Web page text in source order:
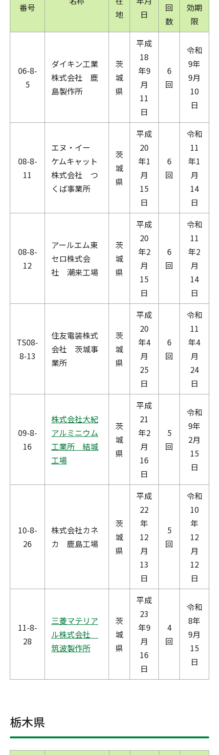
番号
地
日
回
数
効期
限
06-8-
5
ダイキン工業
株式会社 鹿
島製作所
茨
城
県
平成
18
年9
月
11
日
6
回
令和
9年
9月
10
日
08-8-
11
エヌ・イー
ケムキャット
株式会社 つ
くば事業所
茨
城
県
平成
20
年1
月
15
日
6
回
令和
11
年1
月
14
日
08-8-
12
アールエム東
セロ株式会
社 潮来工場
茨
城
県
平成
20
年2
月
15
日
6
回
令和
11
年2
月
14
日
TS08-
8-13
住友電装株式
会社 茨城事
業所
茨
城
県
平成
20
年4
月
25
日
6
回
令和
11
年4
月
24
日
09-8-
16
株式会社大紀
アルミニウム
工業所 結城
工場
茨
城
県
平成
21
年2
月
16
日
5
回
令和
9年
2月
15
日
10-8-
26
株式会社カネ
カ 鹿島工場
茨
城
県
平成
22
年
12
月
13
日
5
回
令和
10
年
12
月
12
日
11-8-
28
三菱マテリア
ル株式会社
筑波製作所
茨
城
県
平成
23
年9
月
16
日
4
回
令和
8年
9月
15
日
栃木県